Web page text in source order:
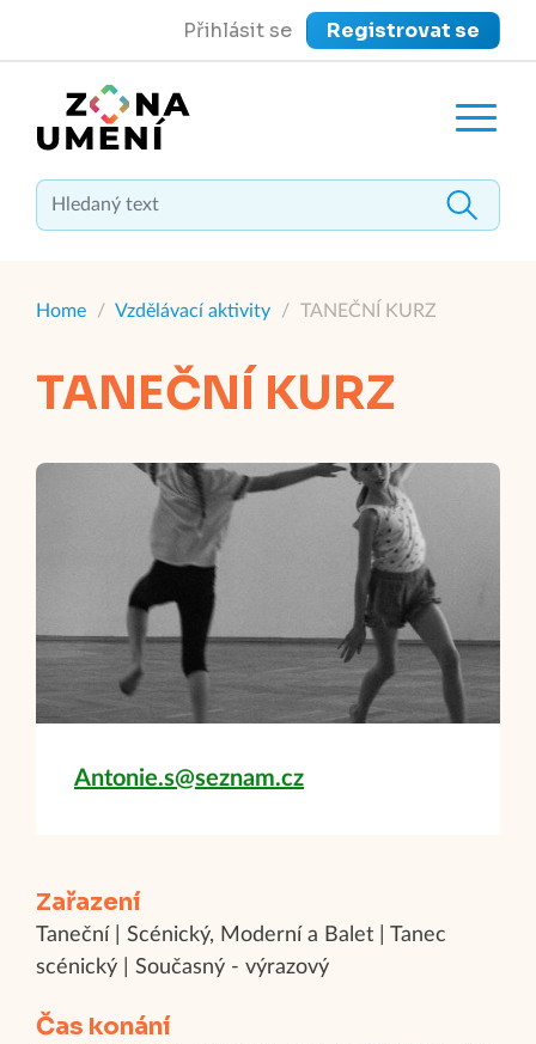
Přihlásit se Registrovat se
Zavřít menu
Home / Vzdělávací aktivity / TANEČNÍ KURZ
TANEČNÍ KURZ
Antonie.s@seznam.cz
Zařazení
Taneční | Scénický, Moderní a Balet | Tanec
scénický | Současný - výrazový
Čas konání